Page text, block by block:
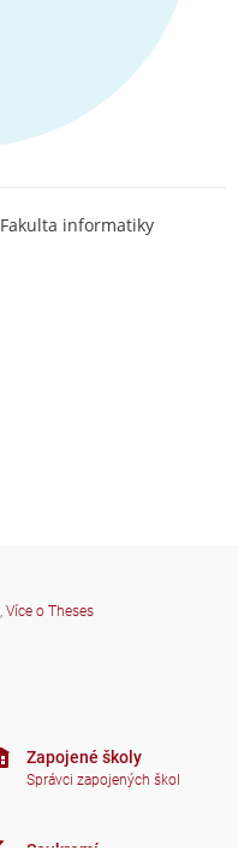
informatiky
, Více o Theses
Zapojené školy
Správci zapojených škol
Soukromí